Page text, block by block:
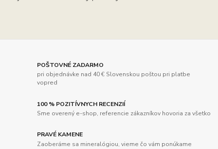
POŠTOVNÉ ZADARMO
pri objednávke nad 40 € Slovenskou poštou pri platbe
vopred
100 % POZITÍVNYCH RECENZIÍ
Sme overený e-shop, referencie zákazníkov hovoria za všetko
PRAVÉ KAMENE
Zaoberáme sa mineralógiou, vieme čo vám ponúkame